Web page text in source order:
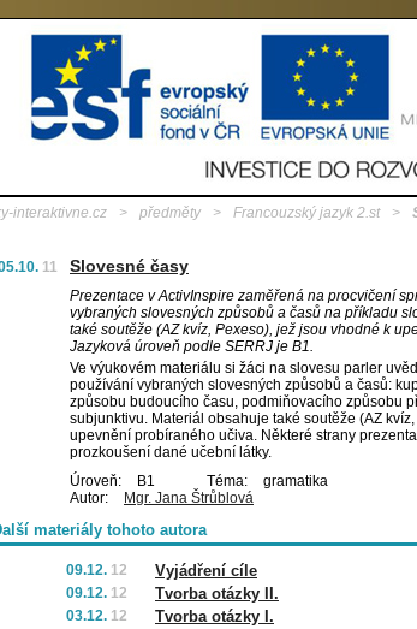
interaktivne.cz > předměty > Francouzský jazyk 2.st >
11 Slovesné časy
Prezentace v ActivInspire zaměřená na procvičení
vybraných slovesných způsobů a časů na příkladu
také soutěže (AZ kvíz, Pexeso), jež jsou vhodné k
Jazyková úroveň podle SERRJ je B1.
Ve výukovém materiálu si žáci na slovesu parler
používání vybraných slovesných způsobů a časů:
způsobu budoucího času, podmiňovacího způsobu
subjunktivu. Materiál obsahuje také soutěže (AZ
upevnění probíraného učiva. Některé strany
prozkoušení dané učební látky.
Úroveň:
B1 Téma:
gramatika
Autor:
Mgr. Jana Štrůblová
materiály tohoto autora
09.12. 12 Vyjádření cíle
09.12. 12 Tvorba otázky II.
03.12. 12 Tvorba otázky I.